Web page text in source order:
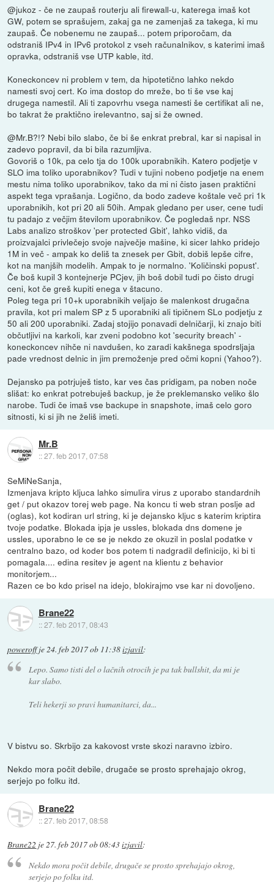
@jukoz - če ne zaupaš routerju ali firewall-u, katerega imaš kot
GW, potem se sprašujem, zakaj ga ne zamenjaš za takega, ki mu
zaupaš. Če nobenemu ne zaupaš... potem priporočam, da
odstraniš IPv4 in IPv6 protokol z vseh računalnikov, s katerimi imaš
opravka, odstraniš vse UTP kable, itd.
Koneckoncev ni problem v tem, da hipotetično lahko nekdo
namesti svoj cert. Ko ima dostop do mreže, bo ti še vse kaj
drugega namestil. Ali ti zapovrhu vsega namesti še certifikat ali ne,
bo takrat že praktično irelevantno, saj si že owned.
@Mr.B?!? Nebi bilo slabo, če bi še enkrat prebral, kar si napisal in
zadevo popravil, da bi bila razumljiva.
Govoriš o 10k, pa celo tja do 100k uporabnikih. Katero podjetje v
SLO ima toliko uporabnikov? Tudi v tujini nobeno podjetje na enem
mestu nima toliko uporabnikov, tako da mi ni čisto jasen praktični
aspekt tega vprašanja. Logično, da bodo zadeve koštale več pri 1k
uporabnikih, kot pri 20 ali 50ih. Ampak gledano per user, cene tudi
tu padajo z večjim številom uporabnikov. Če pogledaš npr. NSS
Labs analizo stroškov 'per protected Gbit', lahko vidiš, da
proizvajalci privlečejo svoje največje mašine, ki sicer lahko pridejo
1M in več - ampak ko deliš ta znesek per Gbit, dobiš lepše cifre,
kot na manjših modelih. Ampak to je normalno. 'Količinski popust'.
Če boš kupil 3 kontejnerje PCjev, jih boš dobil tudi po čisto drugi
ceni, kot če greš kupiti enega v štacuno.
Poleg tega pri 10+k uporabnikih veljajo še malenkost drugačna
pravila, kot pri malem SP z 5 uporabniki ali tipičnem SLo podjetju z
50 ali 200 uporabniki. Zadaj stojijo ponavadi delničarji, ki znajo biti
občutljivi na karkoli, kar zveni podobno kot 'security breach' -
koneckoncev nihče ni navdušen, ko zaradi kakšnega spodrsljaja
pade vrednost delnic in jim premoženje pred očmi kopni (Yahoo?).
Dejansko pa potrjuješ tisto, kar ves čas pridigam, pa noben noče
slišat: ko enkrat potrebuješ backup, je že preklemansko veliko šlo
narobe. Tudi če imaš vse backupe in snapshote, imaš celo goro
sitnosti, ki si jih ne želiš imeti.
Mr.B
::27. feb 2017, 07:58
SeMiNeSanja,
Izmenjava kripto kljuca lahko simulira virus z uporabo standardnih
get / put okazov torej web page. Na koncu ti web stran poslje ad
(oglas), kot kodiran url string, ki je dejansko kljuc s katerim kriptira
tvoje podatke. Blokada ipja je ussles, blokada dns domene je
ussles, uporabno le ce se je nekdo ze okuzil in poslal podatke v
centralno bazo, od koder bos potem ti nadgradil definicijo, ki bi ti
pomagala.... edina resitev je agent na klientu z behavior
monitorjem...
Razen ce bo kdo prisel na idejo, blokirajmo vse kar ni dovoljeno.
Brane22
::27. feb 2017, 08:43
poweroffje24. feb 2017 ob 11:38izjavil:
Lepo. Samo tisti del o lačnih otrocih je pa tak bullshit, da mi je
kar slabo.
Teli hekerji so pravi humanitarci, da...
V bistvu so. Skrbijo za kakovost vrste skozi naravno izbiro.
Nekdo mora počit debile, drugače se prosto sprehajajo okrog,
serjejo po folku itd.
Brane22
::27. feb 2017, 08:58
Brane22 je27. feb 2017 ob 08:43izjavil:
Nekdo mora počit debile, drugače se prosto sprehajajo okrog,
serjejo po folku itd.